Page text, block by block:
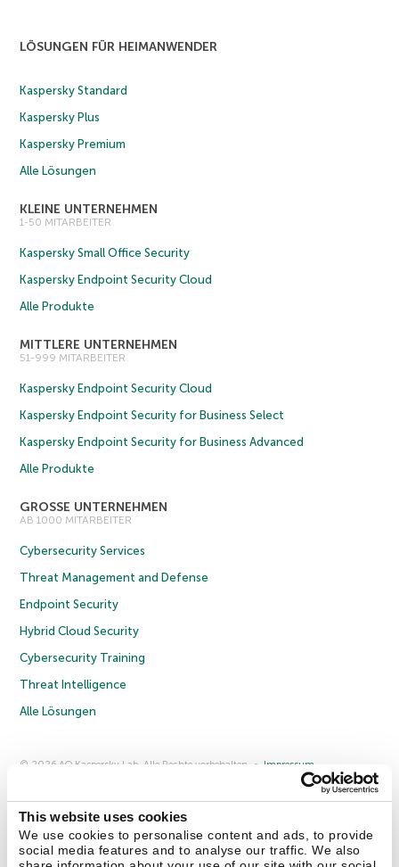
This website uses cookies
We use cookies to personalise content and ads, to provide
social media features and to analyse our traffic. We also
LÖSUNGEN FÜR HEIMANWENDER
Kaspersky Standard
Kaspersky Plus
Kaspersky Premium
Alle Lösungen
KLEINE UNTERNEHMEN
1-50 MITARBEITER
Kaspersky Small Office Security
Kaspersky Endpoint Security Cloud
Alle Produkte
MITTLERE UNTERNEHMEN
51-999 MITARBEITER
Kaspersky Endpoint Security Cloud
Kaspersky Endpoint Security for Business Select
Kaspersky Endpoint Security for Business Advanced
Alle Produkte
GROSSE UNTERNEHMEN
AB 1000 MITARBEITER
Cybersecurity Services
Threat Management and Defense
Endpoint Security
Hybrid Cloud Security
Cybersecurity Training
Threat Intelligence
Alle Lösungen
© 2026 AO Kaspersky Lab. Alle Rechte vorbehalten.
Impressum
Lizenzvereinbarung B2B
Anmeldung zum Newsletter für B2B-Vertriebspartner
Kontakt Über uns Partner Blog
Weitere Informationen